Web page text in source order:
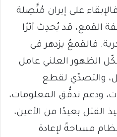
على إيران مُتَّصِلة
القمع، قد يُحدِث أثرًا
فالقمعُ يزدهر في
الظهور العلني عامل
والتصدّي لقطع
ودعم تدفُّق المعلومات،
بعيدًا من الأعين،
مساحةً لإعادة